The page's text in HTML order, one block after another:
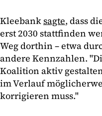
Kleebanksagte, dass
erst 2030 stattfinden
Weg dorthin – etwa
andere Kennzahlen.
Koalition aktiv
im Verlauf
korrigieren muss."